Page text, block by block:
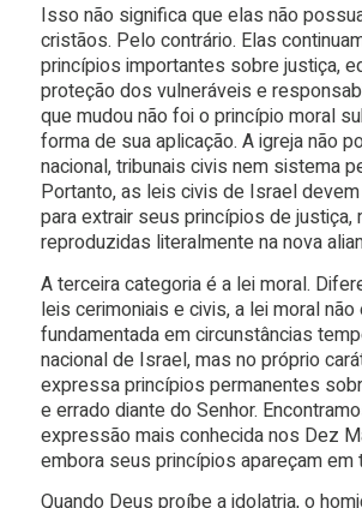
Isso não significa que elas não
cristãos. Pelo contrário. Elas
princípios importantes sobre justiça,
proteção dos vulneráveis e
que mudou não foi o princípio moral
forma de sua aplicação. A igreja não
nacional, tribunais civis nem sistema
Portanto, as leis civis de Israel
para extrair seus princípios de justiça,
reproduzidas literalmente na nova
A terceira categoria é a lei moral.
leis cerimoniais e civis, a lei moral não
fundamentada em circunstâncias
nacional de Israel, mas no próprio
expressa princípios permanentes
e errado diante do Senhor.
expressão mais conhecida nos Dez
embora seus princípios apareçam em